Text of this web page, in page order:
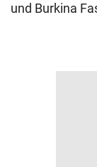
und Burkina